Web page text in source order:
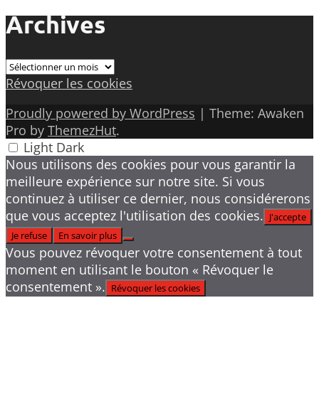
Archives
Archives
Révoquer les cookies
Proudly powered by WordPress | Theme: Awaken
Pro by ThemezHut.
Light Dark
Nous utilisons des cookies pour vous garantir la
meilleure expérience sur notre site. Si vous
continuez à utiliser ce dernier, nous considérerons
que vous acceptez l'utilisation des cookies. J'accepte
Je refuse
En savoir plus
Vous pouvez révoquer votre consentement à tout
moment en utilisant le bouton « Révoquer le
consentement ». Révoquer les cookies